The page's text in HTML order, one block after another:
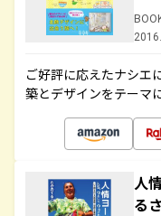
ご好評に応えたナシエ
築とデザインをテーマ
人
る